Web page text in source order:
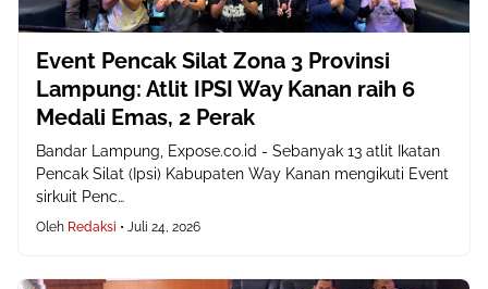
Event Pencak Silat Zona 3 Provinsi
Lampung: Atlit IPSI Way Kanan raih 6
Medali Emas, 2 Perak
Bandar Lampung, Expose.co.id - Sebanyak 13 atlit Ikatan
Pencak Silat (Ipsi) Kabupaten Way Kanan mengikuti Event
sirkuit Penc…
Oleh Redaksi • Juli 24, 2026